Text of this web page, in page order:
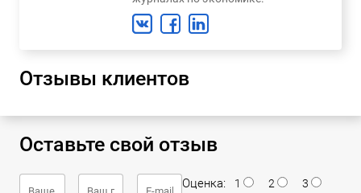
Отзывы клиентов
Оставьте свой отзыв
Оценка: 1 2
3